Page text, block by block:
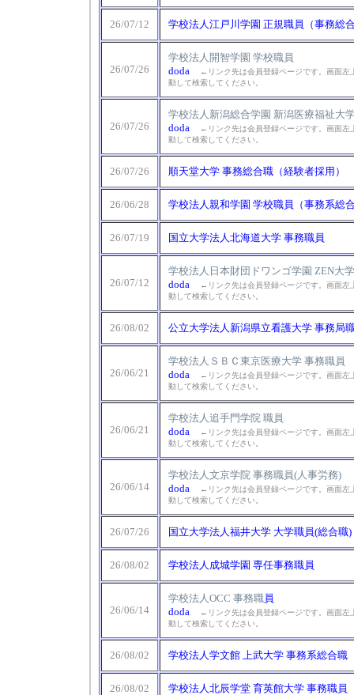
26/07/12 学校法人江戸川学園 正規職員（事務総
26/07/26
学校法人開智学園 学校職員
doda
←リンク先は会員登録ページです。画面左
動して検索してください。
26/07/26
学校法人新潟総合学園 新潟医療福祉大
doda
←リンク先は会員登録ページです。画面左
動して検索してください。
26/07/26 順天堂大学 事務総合職（経験者採用）
26/06/28 学校法人親和学園 学校職員（事務系総
26/07/19 国立大学法人北海道大学 事務職員
26/07/12
学校法人日本財団ドワンゴ学園 ZEN大
doda
←リンク先は会員登録ページです。画面左
動して検索してください。
26/08/02 公立大学法人新潟県立看護大学 事務局
26/06/21
学校法人ＳＢＣ東京医療大学 事務職員
doda
←リンク先は会員登録ページです。画面左
動して検索してください。
26/06/21
学校法人追手門学院 職員
doda
←リンク先は会員登録ページです。画面左
動して検索してください。
26/06/14
学校法人文京学院 事務職員(人事労務)
doda
←リンク先は会員登録ページです。画面左
動して検索してください。
26/07/26 国立大学法人福井大学 大学職員(総合職)
26/08/02 学校法人成城学園 専任事務職員
26/06/14
学校法人OCC 事務職員
doda
←リンク先は会員登録ページです。画面左
動して検索してください。
26/08/02 学校法人学文館 上武大学 事務系総合職
26/08/02 学校法人北辰学堂 育英館大学 事務職員